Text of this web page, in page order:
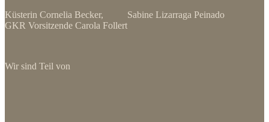
Küsterin Cornelia Becker, Sabine Lizarraga Peinado
GKR Vorsitzende Carola Follert
Wir sind Teil von